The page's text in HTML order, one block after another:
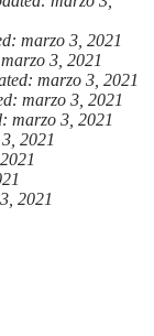
marzo 3, 2021
3, 2021
marzo 3, 2021
marzo 3, 2021
marzo 3, 2021
2021
2021